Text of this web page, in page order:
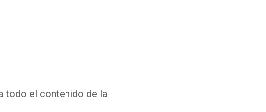
todo el contenido de la